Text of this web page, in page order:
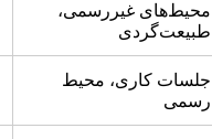
محیط‌های غیررسمی،
طبیعت‌گردی
جلسات کاری، محیط
رسمی